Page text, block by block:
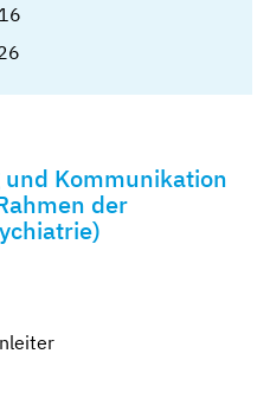
16
Kommunikation
der